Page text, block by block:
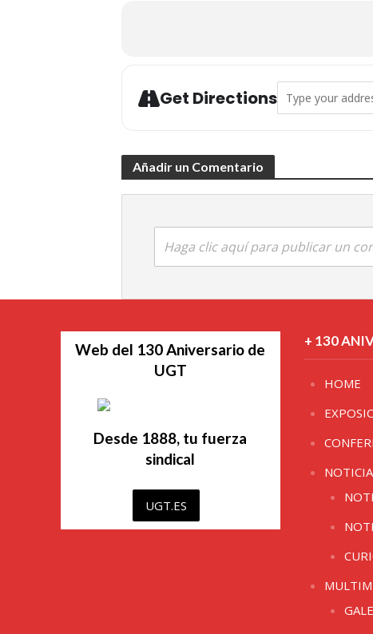
Get Directions
Añadir un Comentario
Haga clic aquí para publicar un
Web del 130 Aniversario de
UGT
Desde 1888, tu fuerza
sindical
UGT.ES
+ 130
HOME